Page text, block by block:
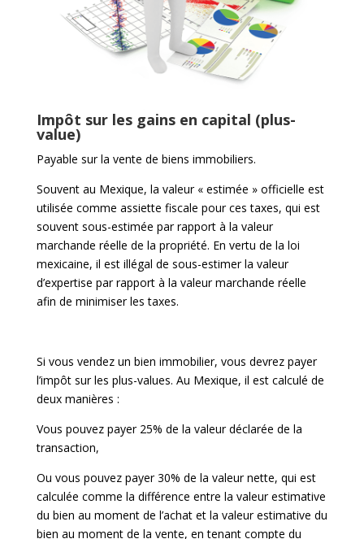
Impôt sur les gains en capital (plus-
value)
Payable sur la vente de biens immobiliers.
Souvent au Mexique, la valeur « estimée » officielle est
utilisée comme assiette fiscale pour ces taxes, qui est
souvent sous-estimée par rapport à la valeur
marchande réelle de la propriété. En vertu de la loi
mexicaine, il est illégal de sous-estimer la valeur
d’expertise par rapport à la valeur marchande réelle
afin de minimiser les taxes.
Si vous vendez un bien immobilier, vous devrez payer
l’impôt sur les plus-values. Au Mexique, il est calculé de
deux manières :
Vous pouvez payer 25% de la valeur déclarée de la
transaction,
Ou vous pouvez payer 30% de la valeur nette, qui est
calculée comme la différence entre la valeur estimative
du bien au moment de l’achat et la valeur estimative du
bien au moment de la vente, en tenant compte du